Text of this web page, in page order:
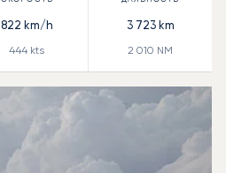
822 km/h
444 kts
3 723km
2 010 NM